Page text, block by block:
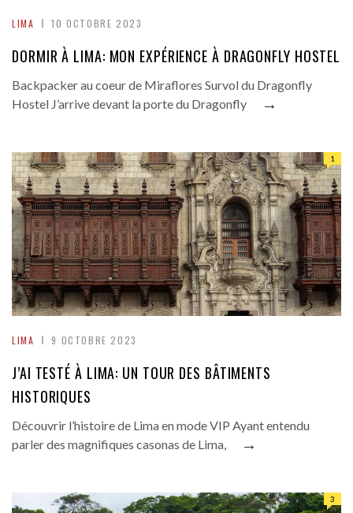
LIMA 10 OCTOBRE 2023
DORMIR À LIMA: MON EXPÉRIENCE À DRAGONFLY HOSTEL
Backpacker au coeur de Miraflores Survol du Dragonfly
Hostel J’arrive devant la porte du Dragonfly
→
LIMA 9 OCTOBRE 2023
1
J’AI TESTÉ À LIMA: UN TOUR DES BÂTIMENTS
HISTORIQUES
Découvrir l’histoire de Lima en mode VIP Ayant entendu
parler des magnifiques casonas de Lima,
→
3